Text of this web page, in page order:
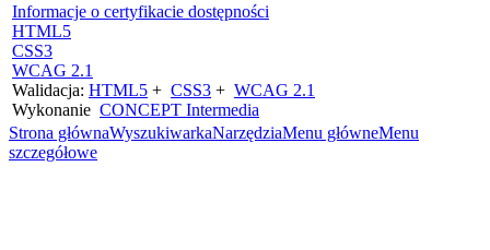
Informacje o certyfikacie dostępności
HTML5
CSS3
WCAG 2.1
Walidacja: HTML5 + CSS3 + WCAG 2.1
Wykonanie CONCEPT Intermedia
Strona głównaWyszukiwarkaNarzędziaMenu główneMenu
szczegółowe